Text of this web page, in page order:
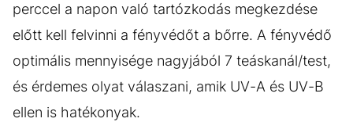
perccel a napon való tartózkodás megkezdése
előtt kell felvinni a fényvédőt a bőrre. A fényvédő
optimális mennyisége nagyjából 7 teáskanál/test,
és érdemes olyat válaszani, amik UV-A és UV-B
ellen is hatékonyak.